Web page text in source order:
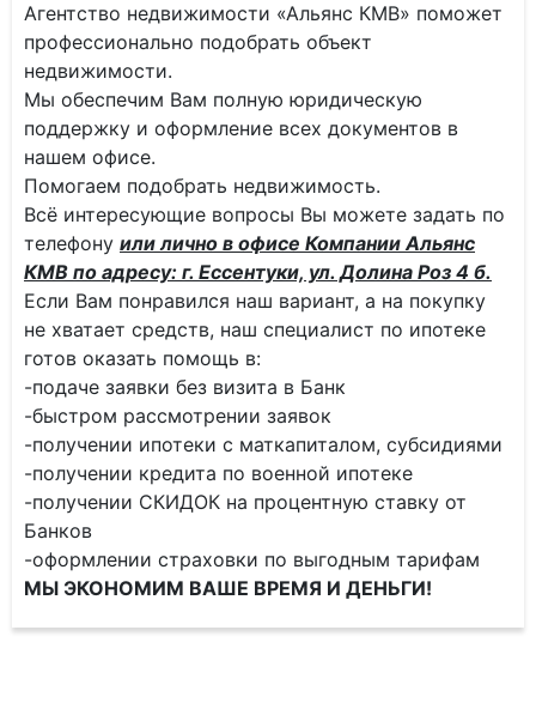
Агентство недвижимости «Альянс КМВ» поможет
профессионально подобрать объект
недвижимости.
Мы обеспечим Вам полную юридическую
поддержку и оформление всех документов в
нашем офисе.
Помогаем подобрать недвижимость.
Всё интересующие вопросы Вы можете задать по
телефону или лично в офисе Компании Альянс
КМВ по адресу: г. Ессентуки, ул. Долина Роз 4 б.
Если Вам понравился наш вариант, а на покупку
не хватает средств, наш специалист по ипотеке
готов оказать помощь в:
-подаче заявки без визита в Банк
-быстром рассмотрении заявок
-получении ипотеки с маткапиталом, субсидиями
-получении кредита по военной ипотеке
-получении СКИДОК на процентную ставку от
Банков
-оформлении страховки по выгодным тарифам
МЫ ЭКОНОМИМ ВАШЕ ВРЕМЯ И ДЕНЬГИ!